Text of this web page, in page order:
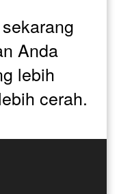
Anda
lebih
cerah.